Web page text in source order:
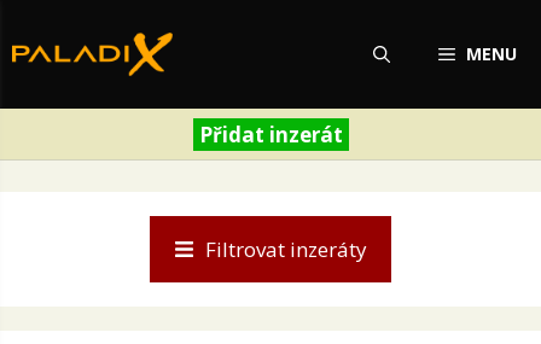
na
MENU
Přidat inzerát
Filtrovat inzeráty